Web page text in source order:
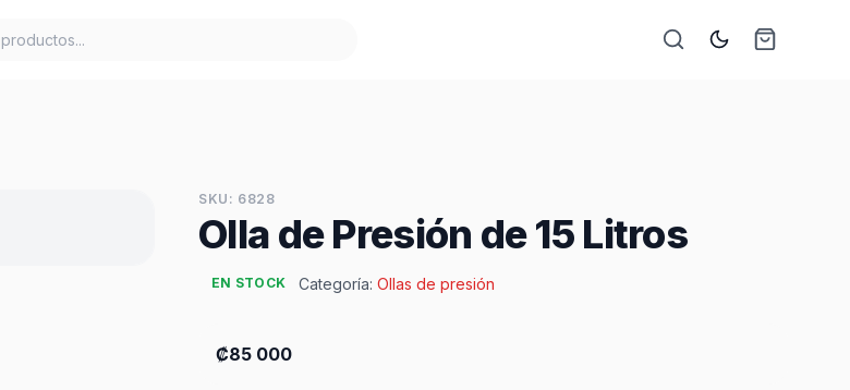
SKU: 6828
Olla de Presión de 15 Litros
EN STOCK Categoría:Ollas de presión
₡85 000